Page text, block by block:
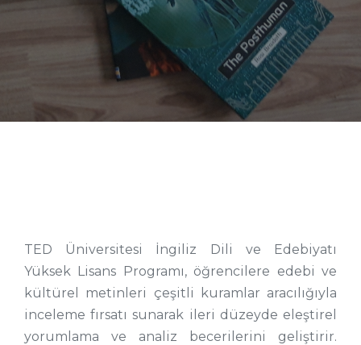
TED Üniversitesi İngiliz Dili ve Edebiyatı
Yüksek Lisans Programı, öğrencilere edebi ve
kültürel metinleri çeşitli kuramlar aracılığıyla
inceleme fırsatı sunarak ileri düzeyde eleştirel
yorumlama ve analiz becerilerini geliştirir.